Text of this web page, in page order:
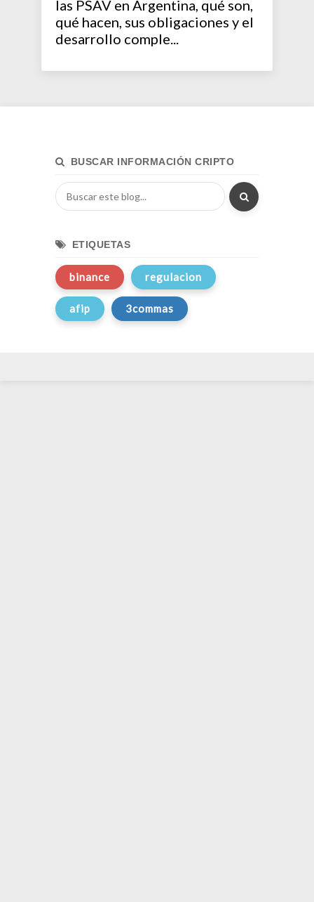
las PSAV en Argentina, qué son,
qué hacen, sus obligaciones y el
desarrollo comple...
BUSCAR INFORMACIÓN CRIPTO
ETIQUETAS
binance regulacion
afip 3commas